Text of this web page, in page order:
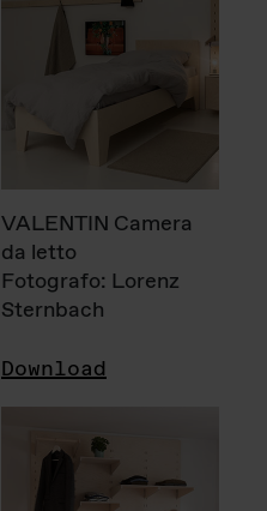
VALENTIN Camera
da letto
Fotografo: Lorenz
Sternbach
Download